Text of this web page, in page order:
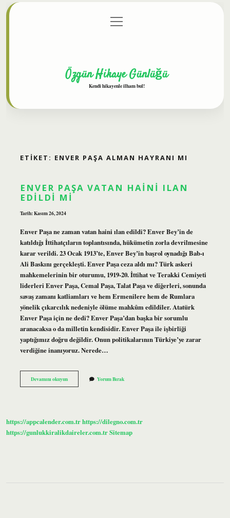
Gizlilik Politikası
menüyü
aç
Özgün Hikaye Günlüğü
Kendi hikayenle ilham bul!
ETIKET: ENVER PAŞA ALMAN HAYRANI MI
ENVER PAŞA VATAN HAINI ILAN
EDILDI MI
Tarih: Kasım 26, 2024
Enver Paşa ne zaman vatan haini ılan edildi? Enver Bey’in de
katıldığı İttihatçıların toplantısında, hükümetin zorla devrilmesine
karar verildi. 23 Ocak 1913’te, Enver Bey’in başrol oynadığı Bab-ı
Ali Baskını gerçekleşti. Enver Paşa ceza aldı mı? Türk askeri
mahkemelerinin bir oturumu, 1919-20. İttihat ve Terakki Cemiyeti
liderleri Enver Paşa, Cemal Paşa, Talat Paşa ve diğerleri, sonunda
savaş zamanı katliamları ve hem Ermenilere hem de Rumlara
yönelik çıkarcılık nedeniyle ölüme mahkûm edildiler. Atatürk
Enver Paşa için ne dedi? Enver Paşa’dan başka bir sorumlu
aranacaksa o da milletin kendisidir. Enver Paşa ile işbirliği
yaptığımız doğru değildir. Onun politikalarının Türkiye’ye zarar
verdiğine inanıyoruz. Nerede…
Devamını okuyunEnver
Paşa
Mi
Yorum Bırak
https://appcalender.com.trhttps://dilegno.com.tr
https://gunlukkiralikdaireler.com.trSitemap